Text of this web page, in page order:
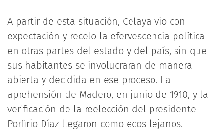
A partir de esta situación, Celaya vio con
expectación y recelo la efervescencia política
en otras partes del estado y del país, sin que
sus habitantes se involucraran de manera
abierta y decidida en ese proceso. La
aprehensión de Madero, en junio de 1910, y la
verificación de la reelección del presidente
Porfirio Díaz llegaron como ecos lejanos.